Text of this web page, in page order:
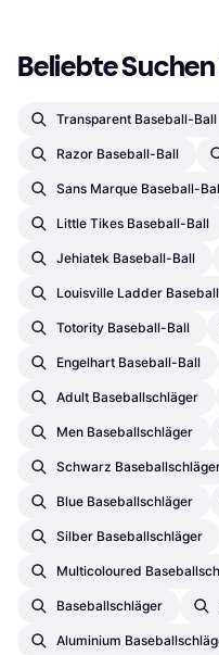
Beliebte
Transparent Baseball-Ball
Razor Baseball-Ball
Sans Marque Baseball-
Little Tikes Baseball-Ball
Jehiatek Baseball-Ball
Louisville Ladder
Totority Baseball-Ball
Engelhart Baseball-Ball
Adult Baseballschläger
Men Baseballschläger
Schwarz
Blue Baseballschläger
Silber Baseballschläger
Multicoloured
Baseballschläger
Aluminium